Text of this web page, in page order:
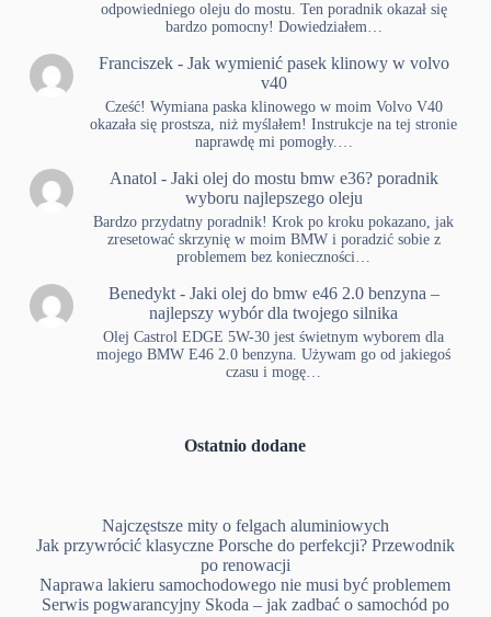
odpowiedniego oleju do mostu. Ten poradnik okazał się
bardzo pomocny! Dowiedziałem…
Franciszek- Jak wymienić pasek klinowy w volvo
v40
Cześć! Wymiana paska klinowego w moim Volvo V40
okazała się prostsza, niż myślałem! Instrukcje na tej stronie
naprawdę mi pomogły.…
Anatol - Jaki olej do mostu bmw e36? poradnik
wyboru najlepszego oleju
Bardzo przydatny poradnik! Krok po kroku pokazano, jak
zresetować skrzynię w moim BMW i poradzić sobie z
problemem bez konieczności…
Benedykt- Jaki olej do bmw e46 2.0 benzyna –
najlepszy wybór dla twojego silnika
Olej Castrol EDGE 5W-30 jest świetnym wyborem dla
mojego BMW E46 2.0 benzyna. Używam go od jakiegoś
czasu i mogę…
Ostatnio dodane
Najczęstsze mity o felgach aluminiowych
Jak przywrócić klasyczne Porsche do perfekcji? Przewodnik
po renowacji
Naprawa lakieru samochodowego nie musi być problemem
Serwis pogwarancyjny Skoda – jak zadbać o samochód po